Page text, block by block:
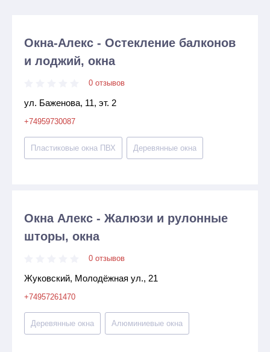
Окна-Алекс - Остекление балконов
и лоджий, окна
0 отзывов
ул. Баженова, 11, эт. 2
+74959730087
Пластиковые окна ПВХ Деревянные окна
Окна Алекс - Жалюзи и рулонные
шторы, окна
0 отзывов
Жуковский, Молодёжная ул., 21
+74957261470
Деревянные окна Алюминиевые окна